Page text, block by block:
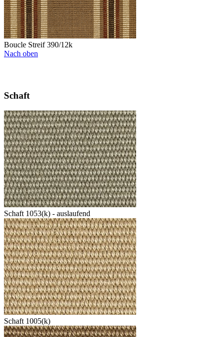
Boucle Streif 390/12k
Nach oben
Schaft
Schaft 1053(k) - auslaufend
Schaft 1005(k)